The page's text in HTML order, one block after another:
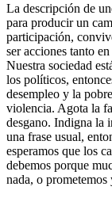
La descripción de
para producir un
participación,
ser acciones tanto
Nuestra sociedad
los políticos,
desempleo y la
violencia. Agota la
desgano. Indigna la
una frase usual,
esperamos que los
debemos porque
nada, o